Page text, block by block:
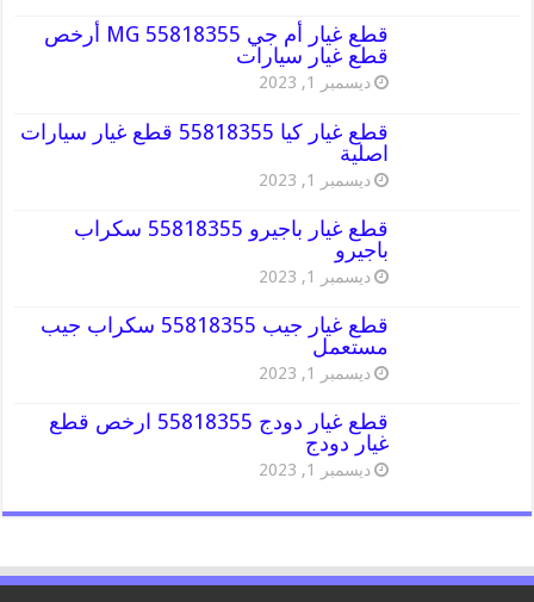
قطع غيار أم جي MG 55818355 أرخص
قطع غيار سيارات
ديسمبر 1, 2023
قطع غيار كيا 55818355 قطع غيار سيارات
اصلية
ديسمبر 1, 2023
قطع غيار باجيرو 55818355 سكراب
باجيرو
ديسمبر 1, 2023
قطع غيار جيب 55818355 سكراب جيب
مستعمل
ديسمبر 1, 2023
قطع غيار دودج 55818355 ارخص قطع
غيار دودج
ديسمبر 1, 2023